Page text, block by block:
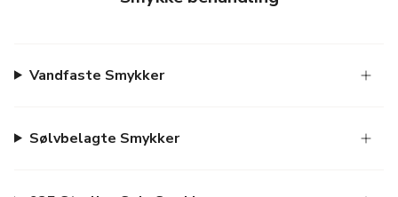
Vandfaste Smykker
Sølvbelagte Smykker